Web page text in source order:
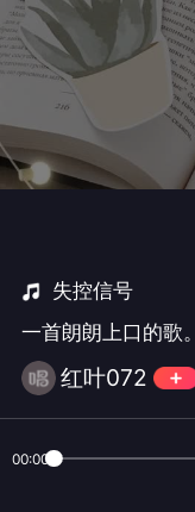
失控信号
一首朗朗上口的歌。
红叶072
00:00